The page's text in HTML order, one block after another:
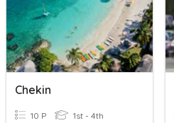
Chekin
10 P 1st - 4th